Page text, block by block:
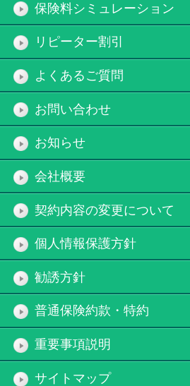
保険料シミュレーション
リピーター割引
よくあるご質問
お問い合わせ
お知らせ
会社概要
契約内容の変更について
個人情報保護方針
勧誘方針
普通保険約款・特約
重要事項説明
サイトマップ